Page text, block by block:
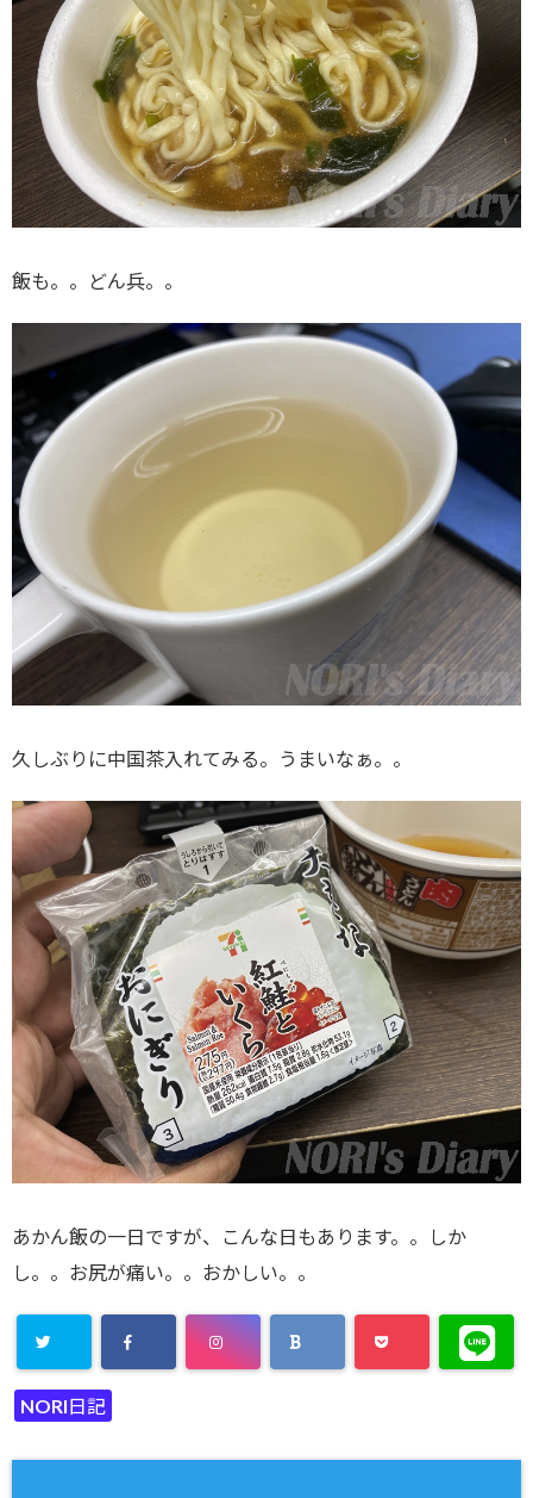
飯も。。どん兵。。
久しぶりに中国茶入れてみる。うまいなぁ。。
あかん飯の一日ですが、こんな日もあります。。しか
し。。お尻が痛い。。おかしい。。
NORI日記